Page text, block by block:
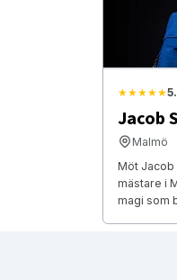
★★★★★
Jacob
Malmö
Möt Jacob
mästare i
magi som